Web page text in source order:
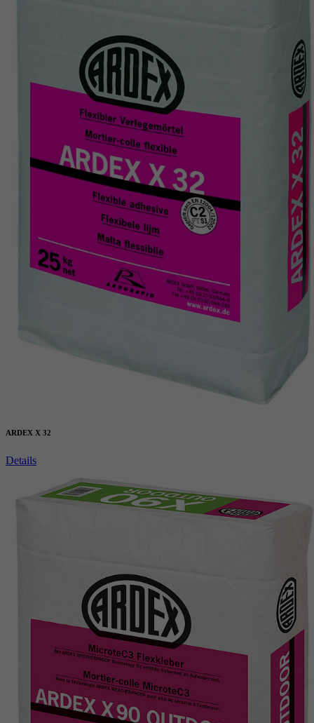
ARDEX X 32
Details